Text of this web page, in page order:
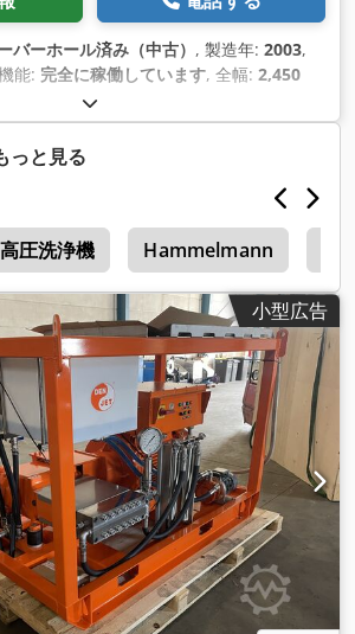
バーホール済み（中古） , 製造年: 2003,
能: 完全に稼働しています, 全幅: 2,450
1,000 バー
重量:9,000 kg（キログラム）, 最大回転速
車重量: 9,000 kg（キログラム）
っと見る
高圧洗浄機 Hammelmann
小型広告